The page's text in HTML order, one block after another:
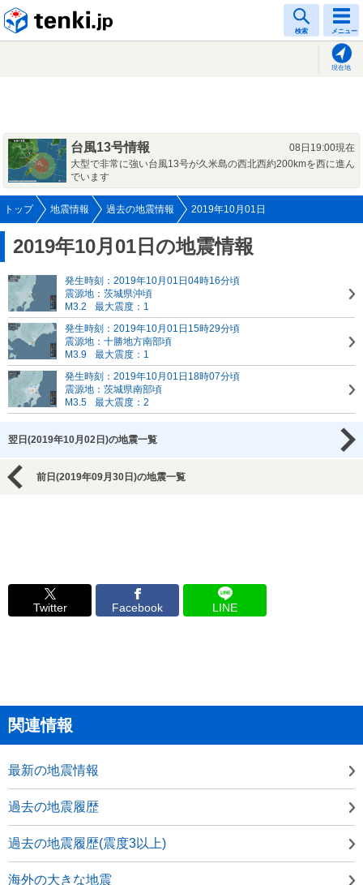
検索 メニュー
現在地
台風13号情報
08日19:00現在
大型で非常に強い台風13号が久米島の西北西約200kmを西に進ん
でいます
トップ 地震情報 過去の地震情報 2019年10月01日
2019年10月01日の地震情報
発生時刻：2019年10月01日04時16分頃
震源地：茨城県沖頃
M3.2
最大震度：1
発生時刻：2019年10月01日15時29分頃
震源地：十勝地方南部頃
M3.9
最大震度：1
発生時刻：2019年10月01日18時07分頃
震源地：茨城県南部頃
M3.5
最大震度：2
翌日(2019年10月02日)の地震一覧
前日(2019年09月30日)の地震一覧
Twitter Facebook LINE
関連情報
最新の地震情報
過去の地震履歴
過去の地震履歴(震度3以上)
海外の大きな地震